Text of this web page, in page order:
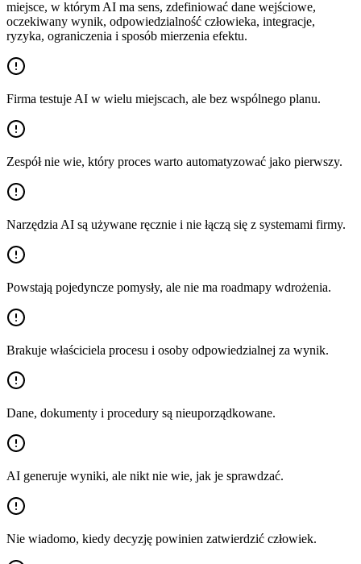
miejsce, w którym AI ma sens, zdefiniować dane wejściowe,
oczekiwany wynik, odpowiedzialność człowieka, integracje,
ryzyka, ograniczenia i sposób mierzenia efektu.
Firma testuje AI w wielu miejscach, ale bez wspólnego planu.
Zespół nie wie, który proces warto automatyzować jako pierwszy.
Narzędzia AI są używane ręcznie i nie łączą się z systemami firmy.
Powstają pojedyncze pomysły, ale nie ma roadmapy wdrożenia.
Brakuje właściciela procesu i osoby odpowiedzialnej za wynik.
Dane, dokumenty i procedury są nieuporządkowane.
AI generuje wyniki, ale nikt nie wie, jak je sprawdzać.
Nie wiadomo, kiedy decyzję powinien zatwierdzić człowiek.